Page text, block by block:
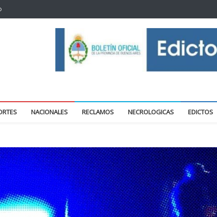
NACIONALES RECLAMOS NECROLOGICAS EDICTOS